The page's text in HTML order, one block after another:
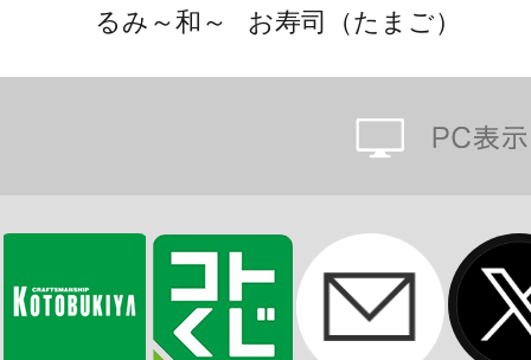
るみシリーズ。
もちもちとした柔らかい素材でさわ
いろんな種類を集めて飾れば、あな
※画像は開発中のイメージです。実
るみ～和～ お寿司（たまご）